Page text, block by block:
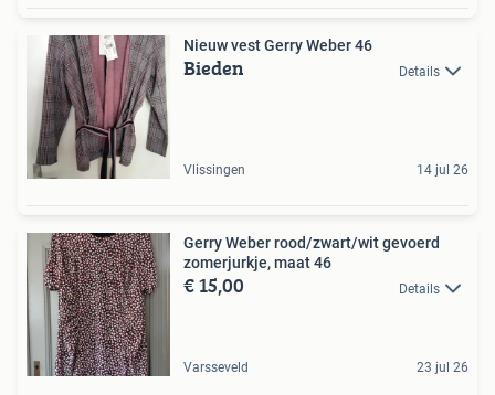
Nieuw vest Gerry Weber 46
Bieden Details
Vlissingen 14 jul 26
Gerry Weber rood/zwart/wit gevoerd
zomerjurkje, maat 46
€ 15,00 Details
Varsseveld 23 jul 26